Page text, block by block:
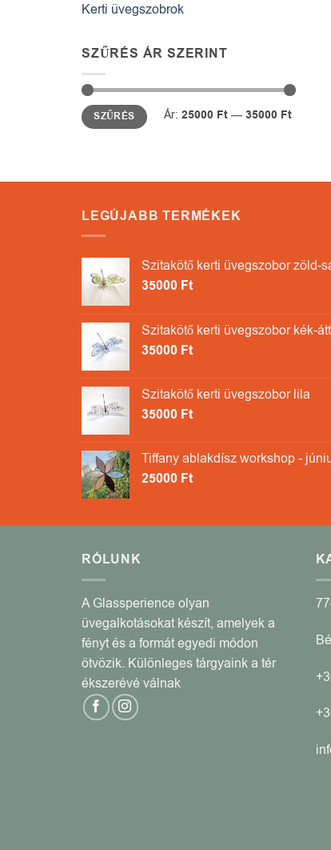
Kerti üvegszobrok
SZŰRÉS ÁR SZERINT
Min
ár
Max
ár SZŰRÉS Ár: 25000 Ft— 35000 Ft
LEGÚJABB TERMÉKEK
Szitakötő kerti üvegszobor zöld-
35000 Ft
Szitakötő kerti üvegszobor kék-
35000 Ft
Szitakötő kerti üvegszobor lila
35000 Ft
Tiffany ablakdísz workshop -
25000 Ft
RÓLUNK
A Glassperience olyan
üvegalkotásokat készít, amelyek a
fényt és a formát egyedi módon
ötvözik. Különleges tárgyaink a tér
ékszerévé válnak